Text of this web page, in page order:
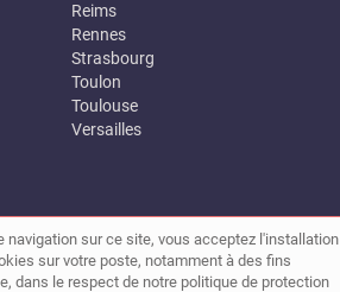
Reims
Rennes
Strasbourg
Toulon
Toulouse
Versailles
navigation sur ce site, vous acceptez l'installation
sur votre poste, notamment à des fins
dans le respect de notre politique de protection